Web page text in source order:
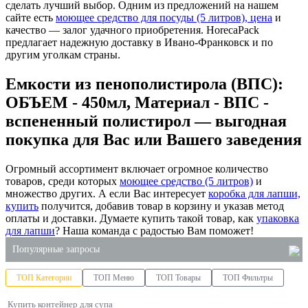
сделать лучший выбор. Одним из предложений на нашем
сайте есть моющее средство для посуды (5 литров), цена и
качество — залог удачного приобретения. HorecaPack
предлагает надежную доставку в Ивано-Франковск и по
другим уголкам страны.
Емкости из пенополистирола (ВПС):
ОБЪЕМ - 450мл, Материал - ВПС -
вспененный полистирол — выгодная
покупка для Вас или Вашего заведения
Огромный ассортимент включает огромное количество
товаров, среди которых моющее средство (5 литров) и
множество других. А если Вас интересует коробка для лапши,
купить получится, добавив товар в корзину и указав метод
оплаты и доставки. Думаете купить такой товар, как упаковка
для лапши? Наша команда с радостью Вам поможет!
Популярные запросы
средство для чистки плиты от жира
полиэтиленовые пакеты оптом киев
ТОП Категории ТОП Меню ТОП Товары ТОП Фильтры
Купить контейнер для супа